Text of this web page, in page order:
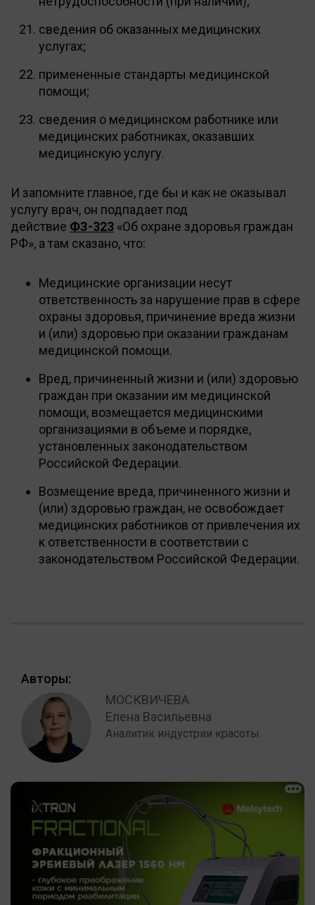
сведения об оказанных медицинских
услугах;
примененные стандарты медицинской
помощи;
сведения о медицинском работнике или
медицинских работниках, оказавших
медицинскую услугу.
И запомните главное, где бы и как не оказывал
услугу врач, он подпадает под
действие ФЗ-323 «Об охране здоровья граждан
РФ», а там сказано, что:
Медицинские организации несут
ответственность за нарушение прав в сфере
охраны здоровья, причинение вреда жизни
и (или) здоровью при оказании гражданам
медицинской помощи.
Вред, причиненный жизни и (или) здоровью
граждан при оказании им медицинской
помощи, возмещается медицинскими
организациями в объеме и порядке,
установленных законодательством
Российской Федерации.
Возмещение вреда, причиненного жизни и
(или) здоровью граждан, не освобождает
медицинских работников от привлечения их
к ответственности в соответствии с
законодательством Российской Федерации.
Авторы:
МОСКВИЧЕВА
Елена Васильевна
Аналитик индустрии красоты